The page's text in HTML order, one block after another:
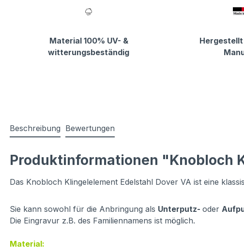
Material 100% UV- &
witterungsbeständig
Beschreibung Bewertungen
Produktinformationen "Knobloch
Das Knobloch Klingelelement Edelstahl Dover VA ist eine
Sie kann sowohl für die Anbringung als Unterputz- oder
Die Eingravur z.B. des Familiennamens ist möglich.
Material: